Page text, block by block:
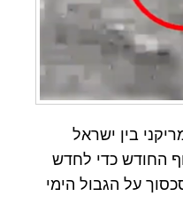
בין ישראל
החודש כדי לחדש
על הגבול הימי